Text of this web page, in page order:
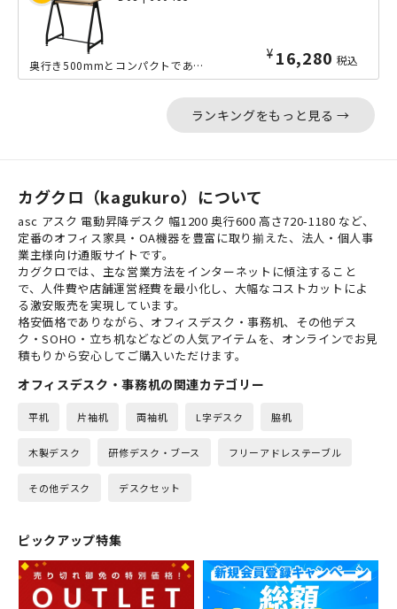
¥ 16,280 税込
奥行き500mmとコンパクトでありながら、コンセントが付いた幅800mmタイプの...
ランキングをもっと見る →
カグクロ（kagukuro）について
asc アスク 電動昇降デスク 幅1200 奥行600 高さ720-1180 など、
定番のオフィス家具・OA機器を豊富に取り揃えた、法人・個人事
業主様向け通販サイトです。
カグクロでは、主な営業方法をインターネットに傾注すること
で、人件費や店舗運営経費を最小化し、大幅なコストカットによ
る激安販売を実現しています。
格安価格でありながら、オフィスデスク・事務机、その他デス
ク・SOHO・立ち机などなどの人気アイテムを、オンラインでお見
積もりから安心してご購入いただけます。
オフィスデスク・事務机の関連カテゴリー
平机 片袖机 両袖机 L字デスク 脇机
木製デスク 研修デスク・ブース フリーアドレステーブル
その他デスク デスクセット
ピックアップ特集